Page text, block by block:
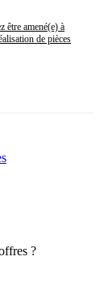
être amené(e) à
de pièces
?